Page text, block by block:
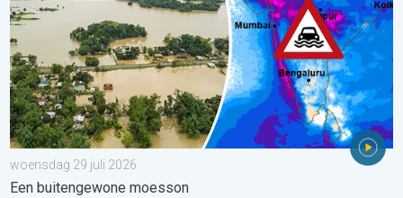
woensdag 29 juli 2026
Een buitengewone moesson